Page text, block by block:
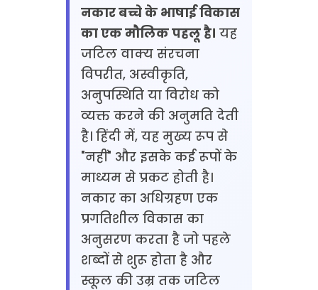
नकार बच्चे के भाषाई विकास
का एक मौलिक पहलू है। यह
जटिल वाक्य संरचना
विपरीत, अस्वीकृति,
अनुपस्थिति या विरोध को
व्यक्त करने की अनुमति देती
है। हिंदी में, यह मुख्य रूप से
"नहीं" और इसके कई रूपों के
माध्यम से प्रकट होती है।
नकार का अधिग्रहण एक
प्रगतिशील विकास का
अनुसरण करता है जो पहले
शब्दों से शुरू होता है और
स्कूल की उम्र तक जटिल